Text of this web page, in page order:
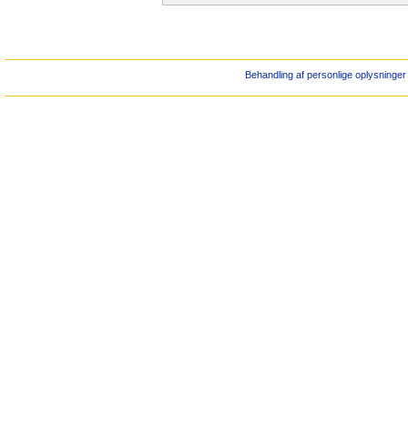
Behandling af personlige oplysninger